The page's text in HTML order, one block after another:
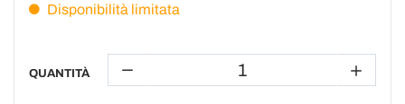
Disponibilità limitata
QUANTITÀ